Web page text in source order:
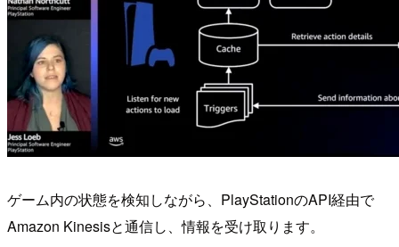
ゲーム内の状態を検知しながら、PlayStationのAPI経由で
Amazon Kinesisと通信し、情報を受け取ります。